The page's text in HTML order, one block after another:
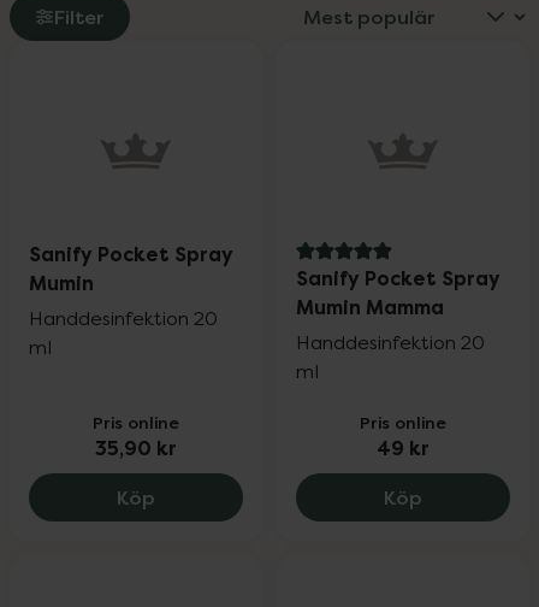
Filter
Sanify Pocket Spray
Mumin
Handdesinfektion 20
ml
Pris online
35,90 kr
Köp Sanify Pocket Spray Mumin, 35.9 kr.
5 av 5 i omdöme
Sanify Pocket Spray
Mumin Mamma
Handdesinfektion 20
ml
Pris online
49 kr
Köp Sanify